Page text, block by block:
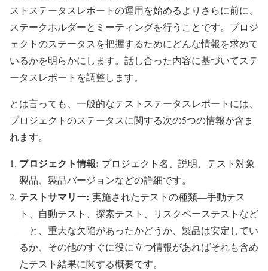
ストステータスレポートの運用を始めるよりさらに前に、
ステークホルダーとミーティングを行うことです。プロジ
ェクトのステータスを把握するためにどんな情報を求めて
いるかを明らかにします。話し合った内容に基づいてステ
ータスレポートを調整します。
とは言っても、一般的なテストステータスレポートには、
プロジェクトのステータスに関する次の5つの情報が含ま
れます。
プロジェクト情報: プロジェクト名、説明、テスト対象
製品、製品バージョンなどの詳細です。
テストサマリー: 実施されたテストの種類―手動テス
ト、自動テスト、探索テスト、リスクベーステストなど
―と、重大な欠陥があったかどうか、製品は安定してい
るか、その他のすぐに役に立つ情報があればそれも含め
たテスト結果に関する概要です。